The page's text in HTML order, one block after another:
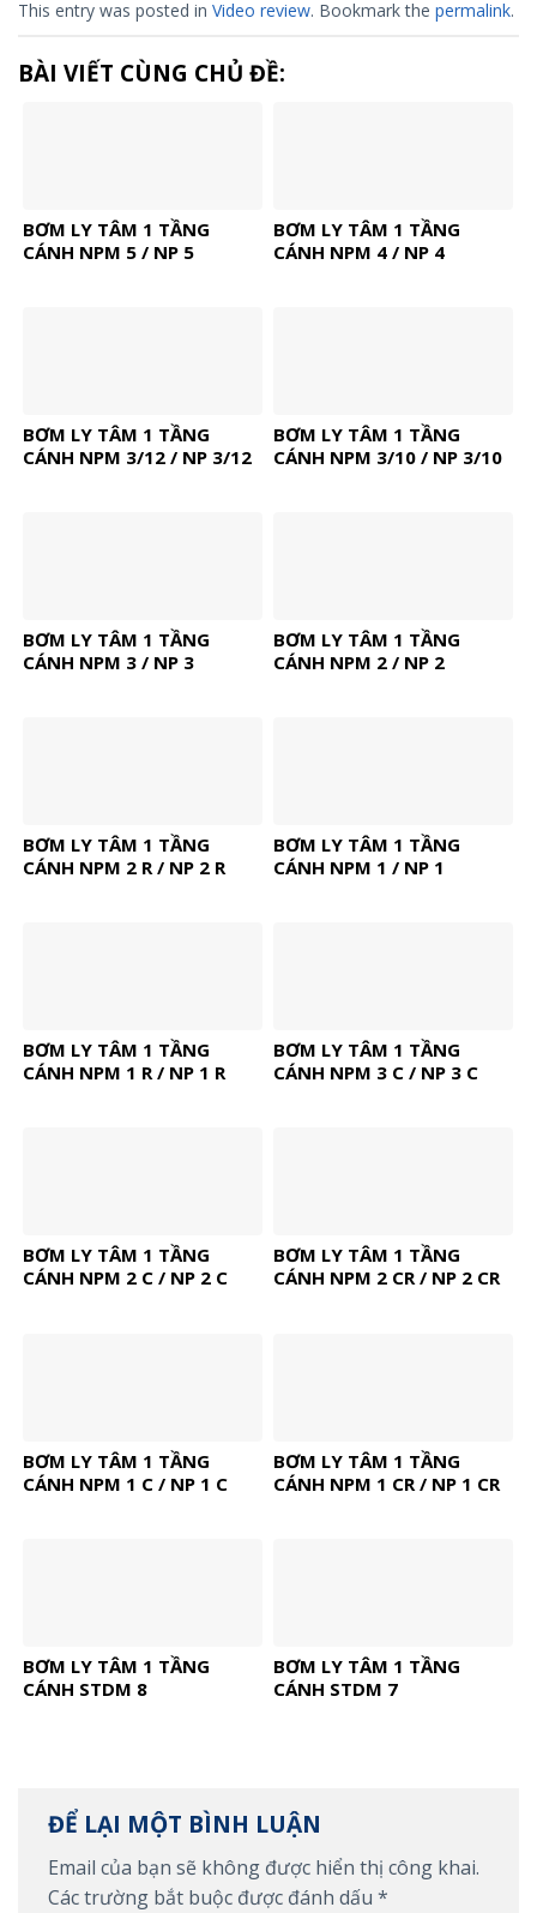
This entry was posted in Video review. Bookmark the permalink.
BÀI VIẾT CÙNG CHỦ ĐỀ:
BƠM LY TÂM 1 TẦNG
CÁNH NPM 5 / NP 5
BƠM LY TÂM 1 TẦNG
CÁNH NPM 4 / NP 4
BƠM LY TÂM 1 TẦNG
CÁNH NPM 3/12 / NP 3/12
BƠM LY TÂM 1 TẦNG
CÁNH NPM 3/10 / NP 3/10
BƠM LY TÂM 1 TẦNG
CÁNH NPM 3 / NP 3
BƠM LY TÂM 1 TẦNG
CÁNH NPM 2 / NP 2
BƠM LY TÂM 1 TẦNG
CÁNH NPM 2 R / NP 2 R
BƠM LY TÂM 1 TẦNG
CÁNH NPM 1 / NP 1
BƠM LY TÂM 1 TẦNG
CÁNH NPM 1 R / NP 1 R
BƠM LY TÂM 1 TẦNG
CÁNH NPM 3 C / NP 3 C
BƠM LY TÂM 1 TẦNG
CÁNH NPM 2 C / NP 2 C
BƠM LY TÂM 1 TẦNG
CÁNH NPM 2 CR / NP 2 CR
BƠM LY TÂM 1 TẦNG
CÁNH NPM 1 C / NP 1 C
BƠM LY TÂM 1 TẦNG
CÁNH NPM 1 CR / NP 1 CR
BƠM LY TÂM 1 TẦNG
CÁNH STDM 8
BƠM LY TÂM 1 TẦNG
CÁNH STDM 7
ĐỂ LẠI MỘT BÌNH LUẬN
Email của bạn sẽ không được hiển thị công khai.
Các trường bắt buộc được đánh dấu *